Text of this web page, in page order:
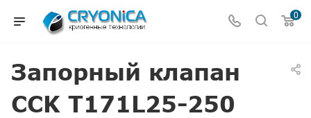
0
Запорный клапан
CCK T171L25-250